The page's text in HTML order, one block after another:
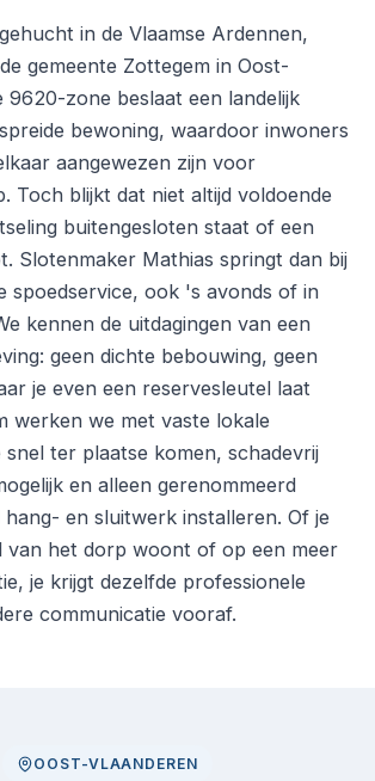
in de Vlaamse Ardennen,
gemeente Zottegem in Oost-
9620-zone beslaat een landelijk
bewoning, waardoor inwoners
aangewezen zijn voor
Toch blijkt dat niet altijd voldoende
buitengesloten staat of een
Slotenmaker Mathias springt dan bij
spoedservice, ook 's avonds of in
kennen de uitdagingen van een
geen dichte bebouwing, geen
je even een reservesleutel laat
werken we met vaste lokale
snel ter plaatse komen, schadevrij
en alleen gerenommeerd
en sluitwerk installeren. Of je
van het dorp woont of op een meer
je krijgt dezelfde professionele
communicatie vooraf.
OOST-VLAANDEREN